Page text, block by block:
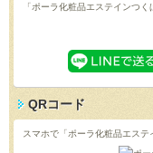
「ポーラ化粧品エステインつ
QRコード
スマホで「ポーラ化粧品エステ